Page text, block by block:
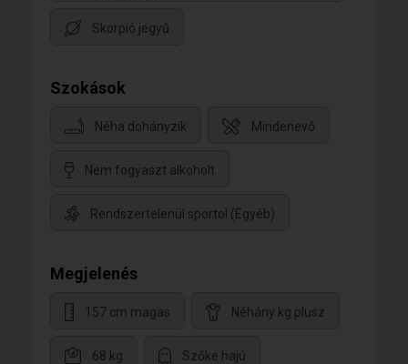
Skorpió jegyű
Szokások
Néha dohányzik Mindenevő
Nem fogyaszt alkoholt
Rendszertelenül sportol (Egyéb)
Megjelenés
157 cm magas Néhány kg plusz
68 kg Szőke hajú